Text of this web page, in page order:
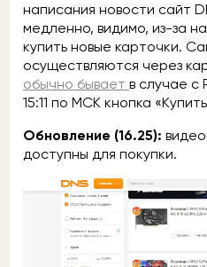
написания новости сайт
медленно, видимо, из-за
купить новые карточки.
осуществляются через
обычно бывает в случае с
15:11 по МСК кнопка
Обновление (16.25):
доступны для покупки.